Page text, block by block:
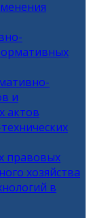
и
актов
правовых
хозяйства
в